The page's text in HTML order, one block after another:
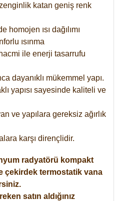
katan geniş renk
homojen ısı dağılımı
ısınma
ile enerji tasarrufu
dayanıklı mükemmel yapı.
yapısı sayesinde kaliteli ve
ve yapılara gereksiz ağırlık
karşı dirençlidir.
radyatörü kompakt
çekirdek termostatik vana
satın aldığınız